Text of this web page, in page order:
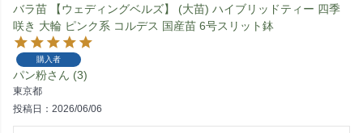
バラ苗 【ウェディングベルズ】 (大苗) ハイブリッドティー 四季
咲き 大輪 ピンク系 コルデス 国産苗 6号スリット鉢
購入者
パン粉 3
東京都
投稿日
2026/06/06